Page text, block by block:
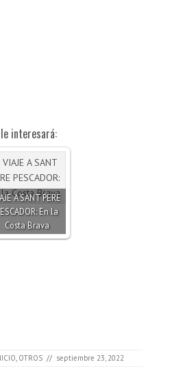
interesará:
A SANT PERE
En la
Costa Brava
OTROS // septiembre 23, 2022